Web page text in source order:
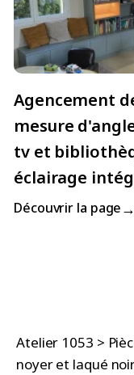
Agencement
mesure
tv et
éclairage
Découvrir la page→
Atelier 1053 >
noyer et laqué